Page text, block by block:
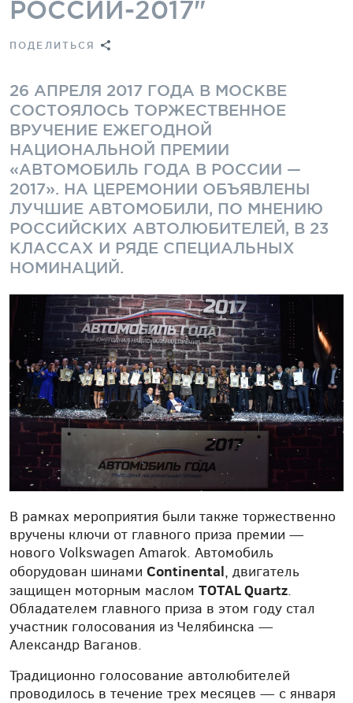
РОССИИ-2017"
ПОДЕЛИТЬСЯ
26 АПРЕЛЯ 2017 ГОДА В МОСКВЕ
СОСТОЯЛОСЬ ТОРЖЕСТВЕННОЕ
ВРУЧЕНИЕ ЕЖЕГОДНОЙ
НАЦИОНАЛЬНОЙ ПРЕМИИ
«АВТОМОБИЛЬ ГОДА В РОССИИ —
2017». НА ЦЕРЕМОНИИ ОБЪЯВЛЕНЫ
ЛУЧШИЕ АВТОМОБИЛИ, ПО МНЕНИЮ
РОССИЙСКИХ АВТОЛЮБИТЕЛЕЙ, В 23
КЛАССАХ И РЯДЕ СПЕЦИАЛЬНЫХ
НОМИНАЦИЙ.
В рамках мероприятия были также торжественно
вручены ключи от главного приза премии —
нового Volkswagen Amarok. Автомобиль
оборудован шинами Continental, двигатель
защищен моторным маслом TOTAL Quartz.
Обладателем главного приза в этом году стал
участник голосования из Челябинска —
Александр Ваганов.
Традиционно голосование автолюбителей
проводилось в течение трех месяцев — с января